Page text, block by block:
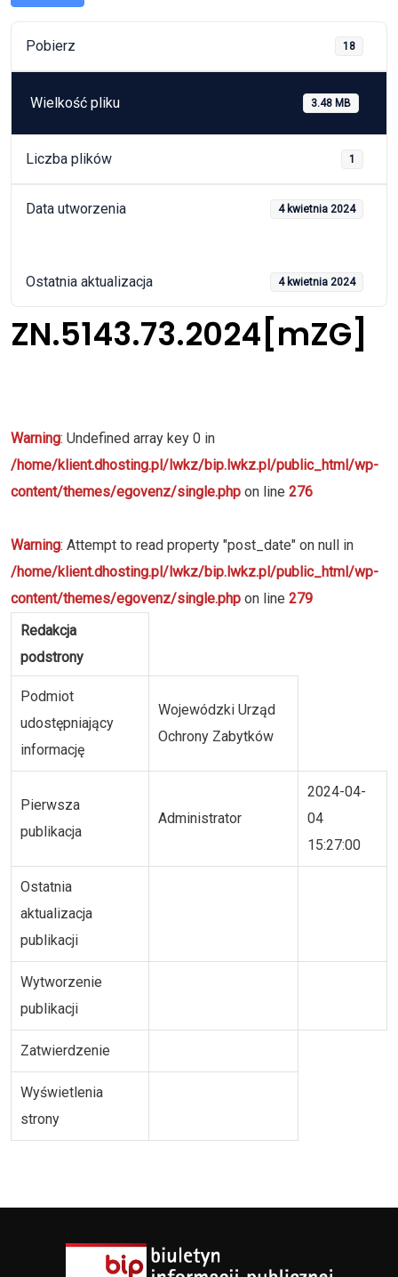
Pobierz 18
Wielkość pliku 3.48 MB
Liczba plików 1
Data utworzenia 4 kwietnia 2024
Ostatnia aktualizacja 4 kwietnia 2024
ZN.5143.73.2024[mZG]
Warning: Undefined array key 0 in
/home/klient.dhosting.pl/lwkz/bip.lwkz.pl/public_html/wp-
content/themes/egovenz/single.php on line 276
Warning: Attempt to read property "post_date" on null in
/home/klient.dhosting.pl/lwkz/bip.lwkz.pl/public_html/wp-
content/themes/egovenz/single.php on line 279
Redakcja
podstrony
Podmiot
udostępniający
informację
Wojewódzki Urząd
Ochrony Zabytków
Pierwsza
publikacja
Administrator
2024-04-
04
15:27:00
Ostatnia
aktualizacja
publikacji
Wytworzenie
publikacji
Zatwierdzenie
Wyświetlenia
strony